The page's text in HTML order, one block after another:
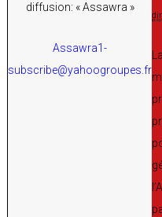
diffusion: « Assawra »
Assawra1-
subscribe@yahoogroupes.fr